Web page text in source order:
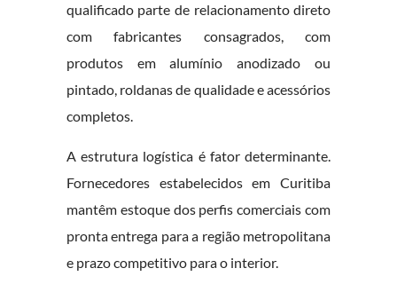
qualificado parte de relacionamento direto
com fabricantes consagrados, com
produtos em alumínio anodizado ou
pintado, roldanas de qualidade e acessórios
completos.
A estrutura logística é fator determinante.
Fornecedores estabelecidos em Curitiba
mantêm estoque dos perfis comerciais com
pronta entrega para a região metropolitana
e prazo competitivo para o interior.